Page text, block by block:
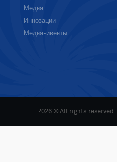
Медиа
Инновации
Медиа-ивенты
2026 © All rights reserved.